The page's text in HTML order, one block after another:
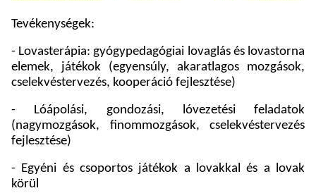
Tevékenységek:
- Lovasterápia: gyógypedagógiai lovaglás és lovastorna
elemek, játékok (egyensúly, akaratlagos mozgások,
cselekvéstervezés, kooperáció fejlesztése)
- Lóápolási, gondozási, lóvezetési feladatok
(nagymozgások, finommozgások, cselekvéstervezés
fejlesztése)
- Egyéni és csoportos játékok a lovakkal és a lovak
körül